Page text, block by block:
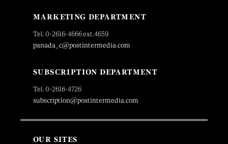
MARKETING DEPARTMENT
Tel. 0-2616-4666 ext.4659
panada_c@postintermedia.com
SUBSCRIPTION DEPARTMENT
Tel. 0-2616-4726
subscription@postintermedia.com
OUR SITES